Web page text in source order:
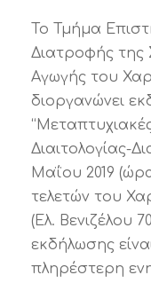
Το Τμήμα
Διατροφής της
Αγωγής του
διοργανώνει
Διαιτολογίας-
Μαΐου 2019
τελετών του
(Ελ. Βενιζέλου
εκδήλωσης
πληρέστερη